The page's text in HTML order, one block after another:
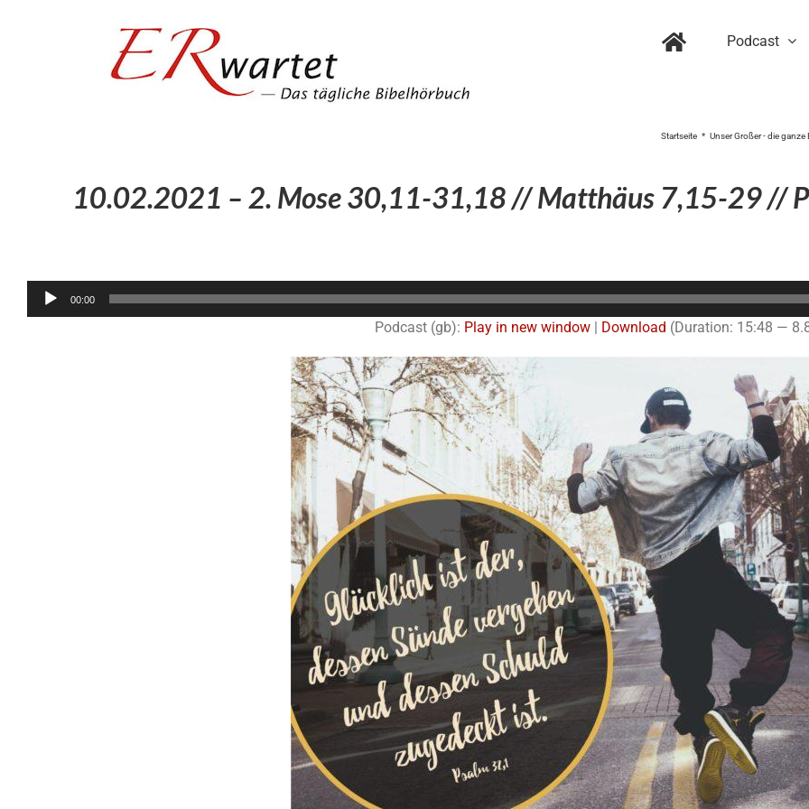
Podcast
Startseite Unser Großer - die ganze
10.02.2021 – 2. Mose 30,11-31,18 // Matthäus 7,15-29 //
Audio-
00:00
Podcast (gb): Play in new window | Download (Duration: 15:48 —